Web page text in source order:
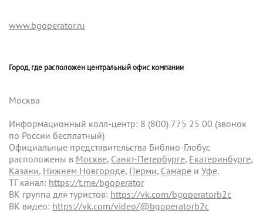
www.bgoperator.ru
Город, где расположен центральный офис компании
Москва
Информационный колл-центр: 8 (800) 775 25 00 (звонок
по России бесплатный)
Официальные представительства Библио-Глобус
расположены в Москве, Санкт‑Петербурге, Екатеринбурге,
Казани, Нижнем Новгороде, Перми, Самаре и Уфе.
ТГ канал: https://t.me/bgoperator
ВК группа для туристов: https://vk.com/bgoperatorb2c
ВК видео: https://vk.com/video/@bgoperatorb2c